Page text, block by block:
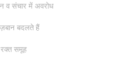
व संचार में अवरोध
बदलते हैं
समूह